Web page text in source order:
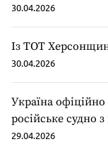
30.04.2026
Із ТОТ
30.04.2026
Україна
російське судно
29.04.2026